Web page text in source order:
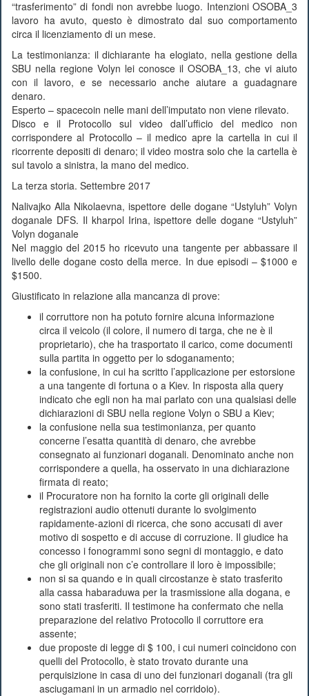
“trasferimento” di fondi non avrebbe luogo. Intenzioni OSOBA_3
lavoro ha avuto, questo è dimostrato dal suo comportamento
circa il licenziamento di un mese.
La testimonianza: il dichiarante ha elogiato, nella gestione della
SBU nella regione Volyn lei conosce il OSOBA_13, che vi aiuto
con il lavoro, e se necessario anche aiutare a guadagnare
denaro.
Esperto – spacecoin nelle mani dell’imputato non viene rilevato.
Disco e il Protocollo sul video dall’ufficio del medico non
corrispondere al Protocollo – il medico apre la cartella in cui il
ricorrente depositi di denaro; il video mostra solo che la cartella è
sul tavolo a sinistra, la mano del medico.
La terza storia. Settembre 2017
Nalivajko Alla Nikolaevna, ispettore delle dogane “Ustyluh” Volyn
doganale DFS. Il kharpol Irina, ispettore delle dogane “Ustyluh”
Volyn doganale
Nel maggio del 2015 ho ricevuto una tangente per abbassare il
livello delle dogane costo della merce. In due episodi – $1000 e
$1500.
Giustificato in relazione alla mancanza di prove:
il corruttore non ha potuto fornire alcuna informazione
circa il veicolo (il colore, il numero di targa, che ne è il
proprietario), che ha trasportato il carico, come documenti
sulla partita in oggetto per lo sdoganamento;
la confusione, in cui ha scritto l’applicazione per estorsione
a una tangente di fortuna o a Kiev. In risposta alla query
indicato che egli non ha mai parlato con una qualsiasi delle
dichiarazioni di SBU nella regione Volyn o SBU a Kiev;
la confusione nella sua testimonianza, per quanto
concerne l’esatta quantità di denaro, che avrebbe
consegnato ai funzionari doganali. Denominato anche non
corrispondere a quella, ha osservato in una dichiarazione
firmata di reato;
il Procuratore non ha fornito la corte gli originali delle
registrazioni audio ottenuti durante lo svolgimento
rapidamente-azioni di ricerca, che sono accusati di aver
motivo di sospetto e di accuse di corruzione. Il giudice ha
concesso i fonogrammi sono segni di montaggio, e dato
che gli originali non c’e controllare il loro è impossibile;
non si sa quando e in quali circostanze è stato trasferito
alla cassa habaraduwa per la trasmissione alla dogana, e
sono stati trasferiti. Il testimone ha confermato che nella
preparazione del relativo Protocollo il corruttore era
assente;
due proposte di legge di $ 100, i cui numeri coincidono con
quelli del Protocollo, è stato trovato durante una
perquisizione in casa di uno dei funzionari doganali (tra gli
asciugamani in un armadio nel corridoio).